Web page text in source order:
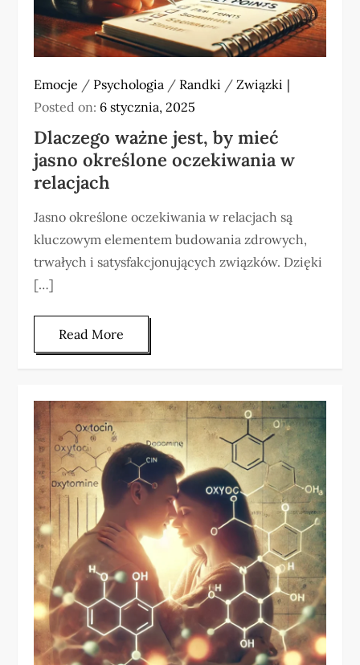
Emocje / Psychologia / Randki /Związki
Posted on: 6 stycznia, 2025
Dlaczego ważne jest, by mieć
jasno określone oczekiwania w
relacjach
Jasno określone oczekiwania w relacjach są
kluczowym elementem budowania zdrowych,
trwałych i satysfakcjonujących związków. Dzięki
[…]
Read More